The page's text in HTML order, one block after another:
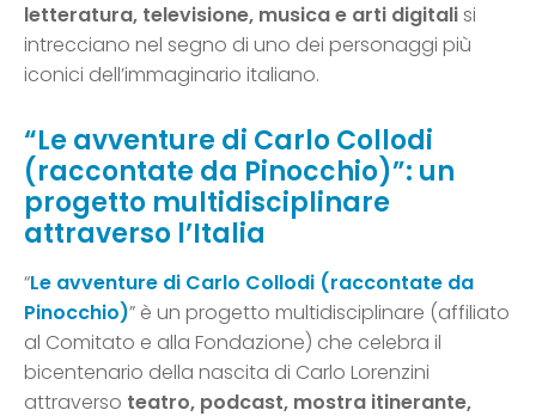
letteratura, televisione, musica e arti digitalisi
intrecciano nel segno di uno dei personaggi più
iconici dell’immaginario italiano.
“Le avventure di Carlo Collodi
(raccontate da Pinocchio)”: un
progetto multidisciplinare
attraverso l’Italia
“Le avventure di Carlo Collodi (raccontate da
Pinocchio)” è un progetto multidisciplinare (affiliato
al Comitato e alla Fondazione) che celebra il
bicentenario della nascita di Carlo Lorenzini
attraverso teatro, podcast, mostra itinerante,